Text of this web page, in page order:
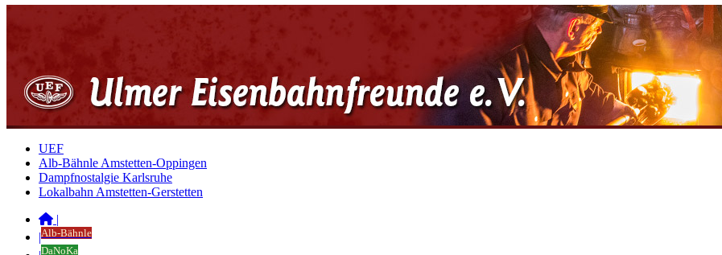
UEF
Alb-Bähnle Amstetten-Oppingen
Dampfnostalgie Karlsruhe
Lokalbahn Amstetten-Gerstetten
|
|Alb-Bähnle
DaNoKa